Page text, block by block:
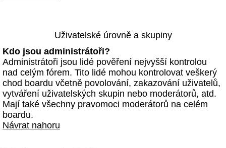
Uživatelské úrovně a skupiny
Kdo jsou administrátoři?
Administrátoři jsou lidé pověření nejvyšší kontrolou
nad celým fórem. Tito lidé mohou kontrolovat veškerý
chod boardu včetně povolování, zakazování uživatelů,
vytváření uživatelských skupin nebo moderátorů, atd.
Mají také všechny pravomoci moderátorů na celém
boardu.
Návrat nahoru